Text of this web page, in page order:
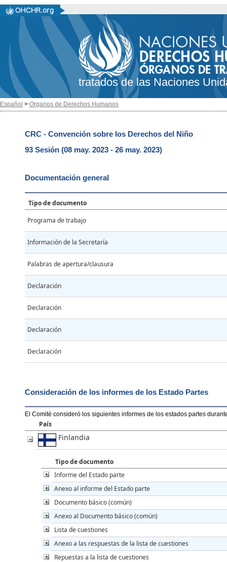
tratados de las Naciones
Español > Organos de Derechos Humanos
CRC - Convención sobre los Derechos del Niño
93 Sesión (08 may. 2023 - 26 may. 2023)
Documentación general
Tipo de documento
Programa de trabajo
Información de la Secretaría
Palabras de apertura/clausura
Declaración
Declaración
Declaración
Declaración
Consideración de los informes de los Estado Partes
El Comité consideró los siguientes informes de los estados partes
País
Finlandia
Tipo de documento
Informe del Estado parte
Anexo al informe del Estado parte
Documento básico (común)
Anexo al Documento básico (común)
Lista de cuestiones
Anexo a las respuestas de la lista de cuestiones
Repuestas a la lista de cuestiones